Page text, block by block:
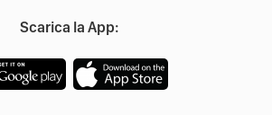
Scarica la App: